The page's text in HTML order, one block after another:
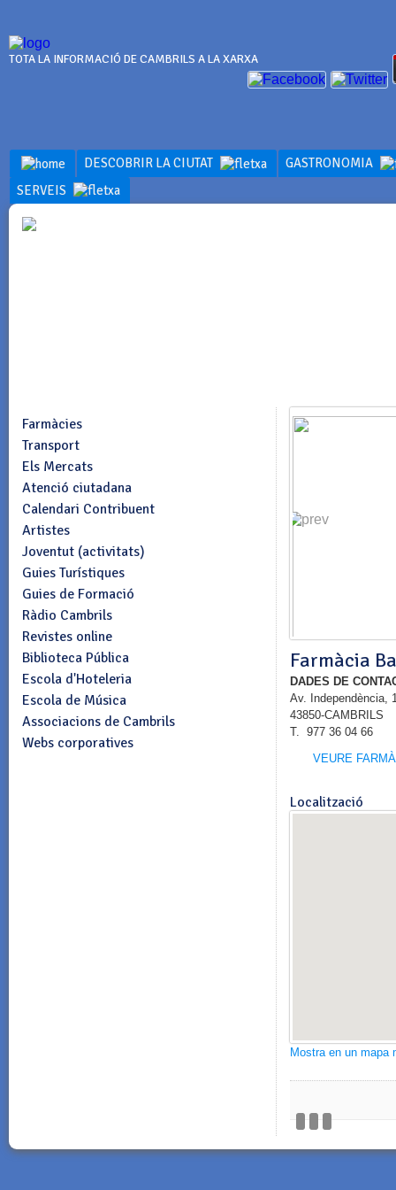
TOTA LA INFORMACIÓ DE CAMBRILS A LA XARXA
DESCOBRIR LA CIUTAT
GASTRONOMIA
SERVEIS
Farmàcies
Transport
Els Mercats
Atenció ciutadana
Calendari Contribuent
Artistes
Joventut (activitats)
Guies Turístiques
Guies de Formació
Ràdio Cambrils
Revistes online
Biblioteca Pública
Escola d'Hoteleria
Escola de Música
Associacions de Cambrils
Webs corporatives
Farmàcia
DADES DE
Av. Independència,
43850-CAMBRILS
T. 977 36 04 66
VEURE
Localització
Mostra en un mapa